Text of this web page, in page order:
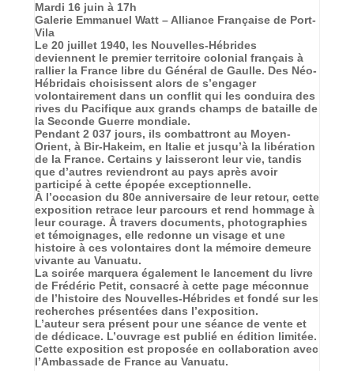
Mardi 16 juin à 17h
Galerie Emmanuel Watt – Alliance Française de Port-
Vila
Le 20 juillet 1940, les Nouvelles-Hébrides
deviennent le premier territoire colonial français à
rallier la France libre du Général de Gaulle. Des Néo-
Hébridais choisissent alors de s’engager
volontairement dans un conflit qui les conduira des
rives du Pacifique aux grands champs de bataille de
la Seconde Guerre mondiale.
Pendant 2 037 jours, ils combattront au Moyen-
Orient, à Bir-Hakeim, en Italie et jusqu’à la libération
de la France. Certains y laisseront leur vie, tandis
que d’autres reviendront au pays après avoir
participé à cette épopée exceptionnelle.
À l’occasion du 80e anniversaire de leur retour, cette
exposition retrace leur parcours et rend hommage à
leur courage. À travers documents, photographies
et témoignages, elle redonne un visage et une
histoire à ces volontaires dont la mémoire demeure
vivante au Vanuatu.
La soirée marquera également le lancement du livre
de Frédéric Petit, consacré à cette page méconnue
de l’histoire des Nouvelles-Hébrides et fondé sur les
recherches présentées dans l’exposition.
L’auteur sera présent pour une séance de vente et
de dédicace. L’ouvrage est publié en édition limitée.
Cette exposition est proposée en collaboration avec
l’Ambassade de France au Vanuatu.